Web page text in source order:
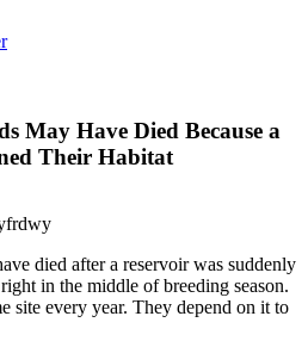
May Have Died Because a
Their Habitat
died after a reservoir was suddenly
in the middle of breeding season.
site every year. They depend on it to